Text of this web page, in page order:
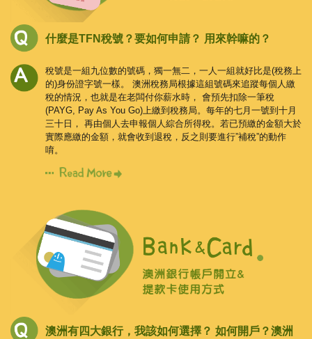
什麼是TFN稅號？要如何申請？ 用來幹嘛的？
稅號是一組九位數的號碼，獨一無二，一人一組就好比是(稅務上
的)身份證字號一樣。
澳洲稅務局根據這組號碼來追蹤每個人繳
稅的情況，也就是在老闆付你薪水時， 會預先扣除一筆稅
(PAYG, Pay As You Go)上繳到稅務局。每年的七月一號到十月
三十日， 再由個人去申報個人綜合所得稅。若已預繳的金額大於
實際應繳的金額，就會收到退稅，反之則要進行”補稅”的動作
唷。
澳洲有四大銀行，我該如何選擇？ 如何開戶？澳洲